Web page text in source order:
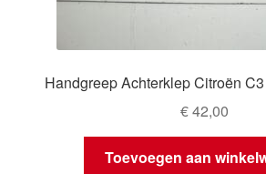
Handgreep Achterklep Citroën
€42,00
Toevoegen aan